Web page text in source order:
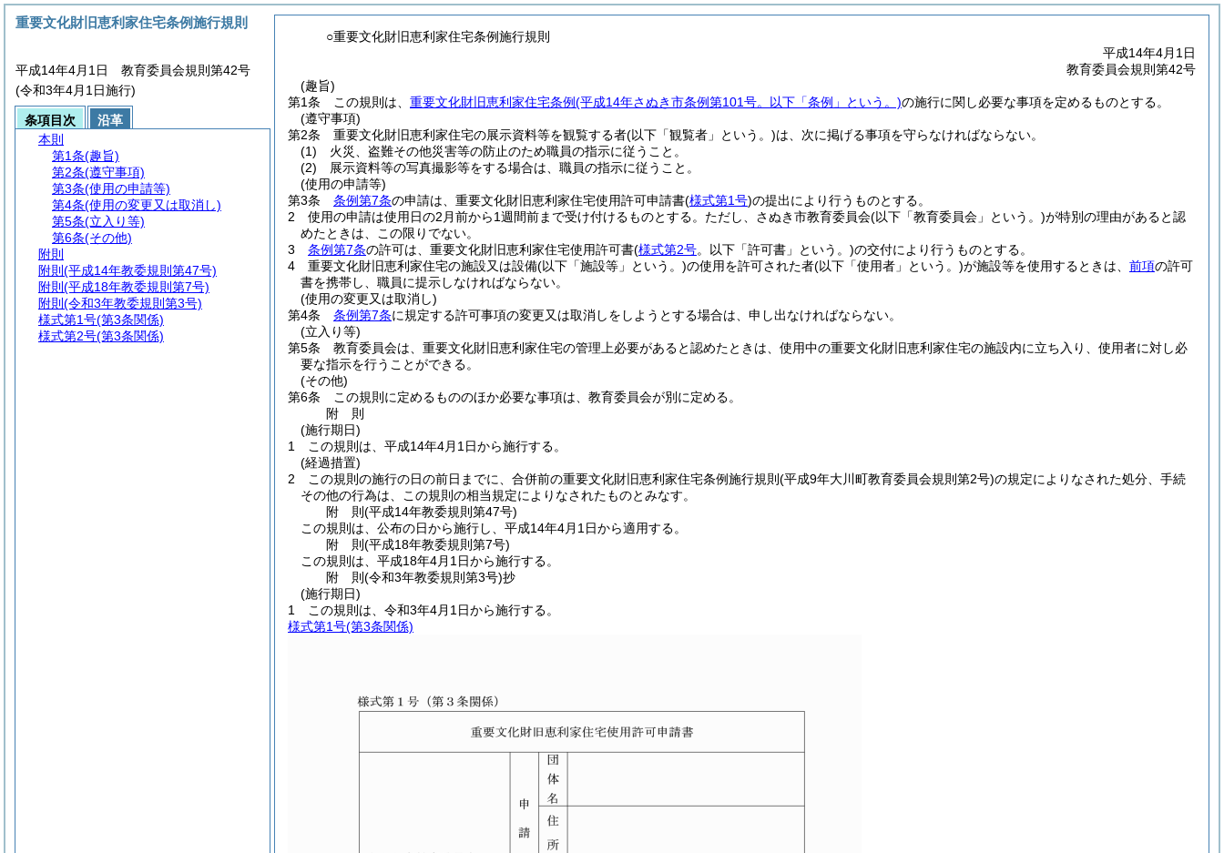
○重要文化財旧恵利家住宅条例施行規則
平成14年4月1日
教育委員会規則第42号
(趣旨)
第1条
この規則は、 重要文化財旧恵利家住宅条例(平成14年さぬき市条例第101号。以下「条例」という。)の施行に関し必要な事項を定めるものとする。
(遵守事項)
第2条
重要文化財旧恵利家住宅の展示資料等を観覧する者(以下「観覧者」という。)は、次に掲げる事項を守らなければならない。
(1)
火災、盗難その他災害等の防止のため職員の指示に従うこと。
(2)
展示資料等の写真撮影等をする場合は、職員の指示に従うこと。
(使用の申請等)
第3条
条例第7条の申請は、重要文化財旧恵利家住宅使用許可申請書(様式第1号)の提出により行うものとする。
2
使用の申請は使用日の2月前から1週間前まで受け付けるものとする。 ただし、さぬき市教育委員会(以下「教育委員会」という。)が特別の理由があると認
めたときは、この限りでない。
3
条例第7条の許可は、重要文化財旧恵利家住宅使用許可書(様式第2号。以下「許可書」という。)の交付により行うものとする。
4
重要文化財旧恵利家住宅の施設又は設備(以下「施設等」という。)の使用を許可された者(以下「使用者」という。)が施設等を使用するときは、 前項の許可
書を携帯し、職員に提示しなければならない。
(使用の変更又は取消し)
第4条
条例第7条に規定する許可事項の変更又は取消しをしようとする場合は、申し出なければならない。
(立入り等)
第5条
教育委員会は、重要文化財旧恵利家住宅の管理上必要があると認めたときは、使用中の重要文化財旧恵利家住宅の施設内に立ち入り、使用者に対し必
要な指示を行うことができる。
(その他)
第6条
この規則に定めるもののほか必要な事項は、教育委員会が別に定める。
附 則
(施行期日)
1
この規則は、平成14年4月1日から施行する。
(経過措置)
2
この規則の施行の日の前日までに、合併前の重要文化財旧恵利家住宅条例施行規則 (平成9年大川町教育委員会規則第2号)の規定によりなされた処分、手続
その他の行為は、この規則の相当規定によりなされたものとみなす。
附 則(平成14年教委規則第47号)
この規則は、公布の日から施行し、平成14年4月1日から適用する。
附 則(平成18年教委規則第7号)
この規則は、平成18年4月1日から施行する。
附 則(令和3年教委規則第3号)抄
(施行期日)
1
この規則は、令和3年4月1日から施行する。
様式第1号(第3条関係)
重要文化財旧恵利家住宅条例施行規則
平成14年4月1日 教育委員会規則第42号
(令和3年4月1日施行)
条項目次
沿革
本則
第1条(趣旨)
第2条(遵守事項)
第3条(使用の申請等)
第4条(使用の変更又は取消し)
第5条(立入り等)
第6条(その他)
附則
附則 (平成14年教委規則第47号)
附則 (平成18年教委規則第7号)
附則 (令和3年教委規則第3号)
様式第1号(第3条関係)
様式第2号(第3条関係)